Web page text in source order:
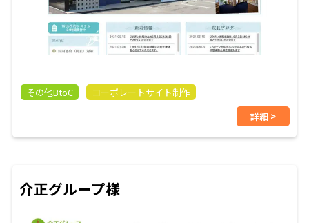
その他BtoC
コーポレートサイト制作
詳細 >
介正グループ様